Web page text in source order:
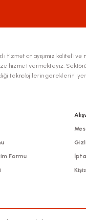
hizmet anlayışımız kaliteli ve
hizmet vermekteyiz.
teknolojilerin gereklerini
Formu